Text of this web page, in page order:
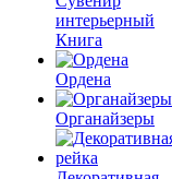
интерьерный
Книга
Ордена
Органайзеры